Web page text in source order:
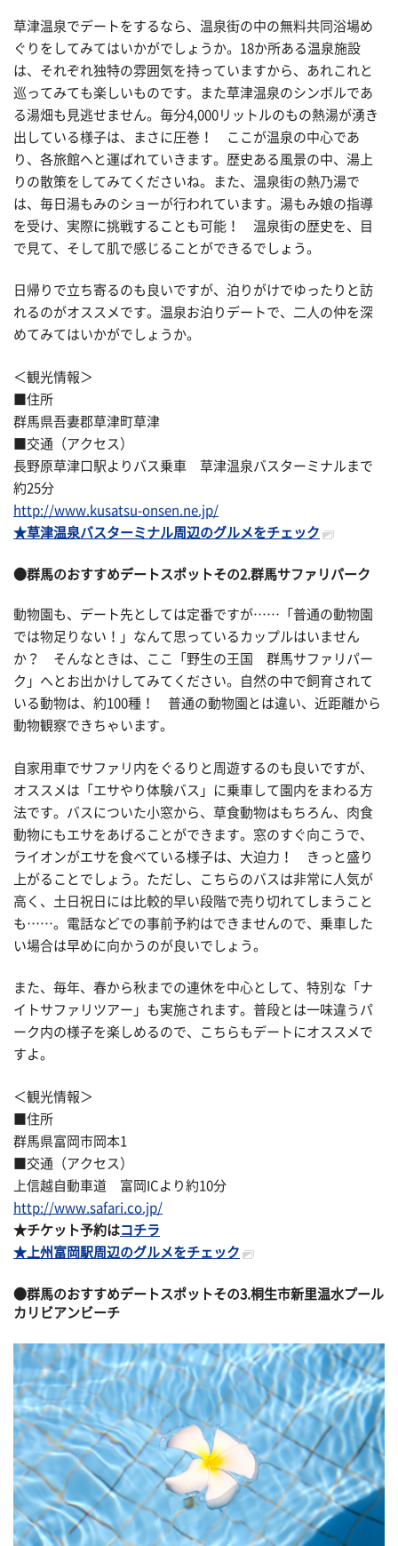
草津温泉でデートをするなら、温泉街の中の無料共同浴場め
ぐりをしてみてはいかがでしょうか。18か所ある温泉施設
は、それぞれ独特の雰囲気を持っていますから、あれこれと
巡ってみても楽しいものです。また草津温泉のシンボルであ
る湯畑も見逃せません。毎分4,000リットルのもの熱湯が湧き
出している様子は、まさに圧巻！ ここが温泉の中心であ
り、各旅館へと運ばれていきます。歴史ある風景の中、湯上
りの散策をしてみてくださいね。また、温泉街の熱乃湯で
は、毎日湯もみのショーが行われています。湯もみ娘の指導
を受け、実際に挑戦することも可能！ 温泉街の歴史を、目
で見て、そして肌で感じることができるでしょう。
日帰りで立ち寄るのも良いですが、泊りがけでゆったりと訪
れるのがオススメです。温泉お泊りデートで、二人の仲を深
めてみてはいかがでしょうか。
＜観光情報＞
■住所
群馬県吾妻郡草津町草津
■交通（アクセス）
長野原草津口駅よりバス乗車 草津温泉バスターミナルまで
約25分
http://www.kusatsu-onsen.ne.jp/
★草津温泉バスターミナル周辺のグルメをチェック
●群馬のおすすめデートスポットその2.群馬サファリパーク
動物園も、デート先としては定番ですが……「普通の動物園
では物足りない！」なんて思っているカップルはいません
か？ そんなときは、ここ「野生の王国 群馬サファリパー
ク」へとお出かけしてみてください。自然の中で飼育されて
いる動物は、約100種！ 普通の動物園とは違い、近距離から
動物観察できちゃいます。
自家用車でサファリ内をぐるりと周遊するのも良いですが、
オススメは「エサやり体験バス」に乗車して園内をまわる方
法です。バスについた小窓から、草食動物はもちろん、肉食
動物にもエサをあげることができます。窓のすぐ向こうで、
ライオンがエサを食べている様子は、大迫力！ きっと盛り
上がることでしょう。ただし、こちらのバスは非常に人気が
高く、土日祝日には比較的早い段階で売り切れてしまうこと
も……。電話などでの事前予約はできませんので、乗車した
い場合は早めに向かうのが良いでしょう。
また、毎年、春から秋までの連休を中心として、特別な「ナ
イトサファリツアー」も実施されます。普段とは一味違うパ
ーク内の様子を楽しめるので、こちらもデートにオススメで
すよ。
＜観光情報＞
■住所
群馬県富岡市岡本1
■交通（アクセス）
上信越自動車道 富岡ICより約10分
http://www.safari.co.jp/
★チケット予約はコチラ
★上州富岡駅周辺のグルメをチェック
●群馬のおすすめデートスポットその3.桐生市新里温水プール
カリビアンビーチ